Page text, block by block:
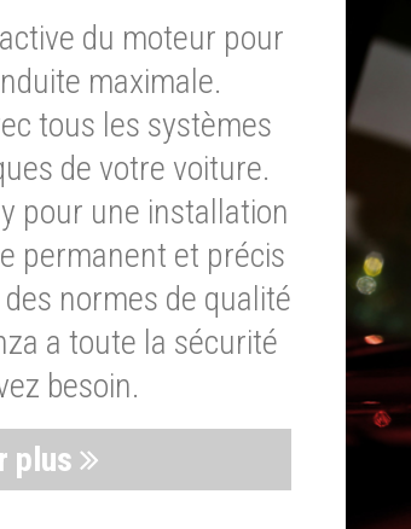
du moteur pour
maximale.
tous les systèmes
de votre voiture.
pour une installation
permanent et précis
normes de qualité
a toute la sécurité
besoin.
plus